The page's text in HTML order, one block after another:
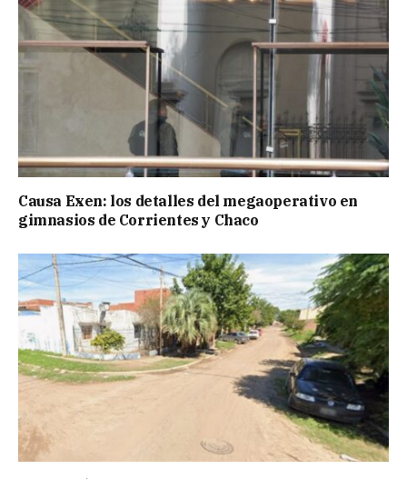
Causa Exen: los detalles del megaoperativo en
gimnasios de Corrientes y Chaco